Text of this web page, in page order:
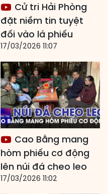
Cử tri Hải Phòng
đặt niềm tin tuyệt
đối vào lá phiếu
17/03/2026 11:07
Cao Bằng mang
hòm phiếu cơ động
lên núi đá cheo leo
17/03/2026 11:02